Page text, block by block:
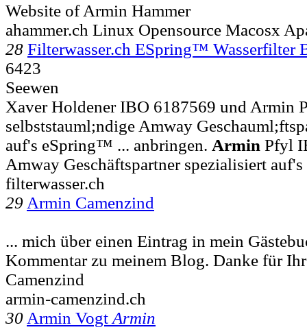
Website of Armin Hammer
ahammer.ch Linux Opensource Macosx
28 Filterwasser.ch ESpring™ Wasserfilter
6423
Seewen
Xaver Holdener IBO 6187569 und Armin
selbststauml;ndige Amway
auf's eSpring™ ... anbringen. Armin Pfyl
Amway Geschäftspartner spezialisiert
filterwasser.ch
29 Armin Camenzind
... mich über einen Eintrag in mein
Kommentar zu meinem Blog. Danke für
Camenzind
armin-camenzind.ch
30 Armin Vogt Armin